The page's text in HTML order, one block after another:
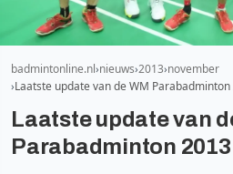
badmintonline.nl nieuws 2013 november
Laatste update van de WM
Laatste update van
Parabadminton